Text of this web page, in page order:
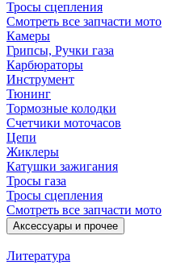
Тросы сцепления
Смотреть все запчасти мото
Камеры
Грипсы, Ручки газа
Карбюраторы
Инструмент
Тюнинг
Тормозные колодки
Счетчики моточасов
Цепи
Жиклеры
Катушки зажигания
Тросы газа
Тросы сцепления
Смотреть все запчасти мото
Аксессуары и прочее
Литература